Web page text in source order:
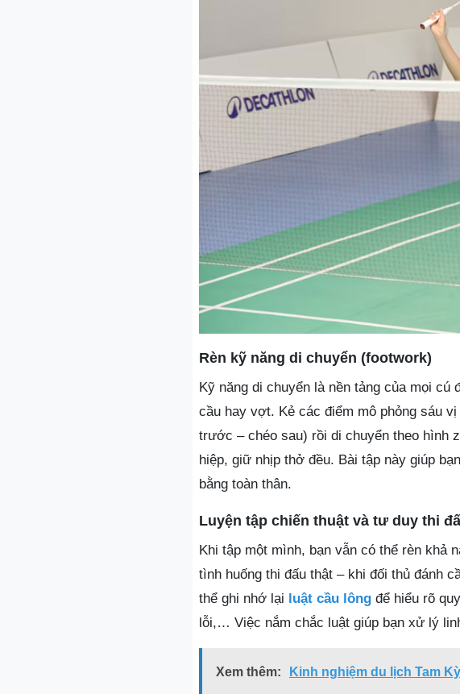
Rèn kỹ năng di chuyển (footwork)
Kỹ năng di chuyển là nền tảng của mọi cú
cầu hay vợt. Kẻ các điểm mô phỏng sáu
trước – chéo sau) rồi di chuyển theo hình
hiệp, giữ nhịp thở đều. Bài tập này giúp
bằng toàn thân.
Luyện tập chiến thuật và tư duy thi
Khi tập một mình, bạn vẫn có thể rèn khả
tình huống thi đấu thật – khi đối thủ đánh
thể ghi nhớ lại luật cầu lông để hiểu rõ
lỗi,… Việc nắm chắc luật giúp bạn xử lý
Xem thêm: Kinh nghiệm du lịch Tam